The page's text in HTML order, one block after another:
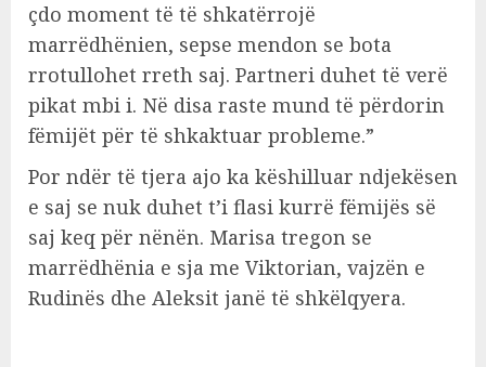
çdo moment të të shkatërrojë
marrëdhënien, sepse mendon se bota
rrotullohet rreth saj. Partneri duhet të verë
pikat mbi i. Në disa raste mund të përdorin
fëmijët për të shkaktuar probleme.”
Por ndër të tjera ajo ka këshilluar ndjekësen
e saj se nuk duhet t’i flasi kurrë fëmijës së
saj keq për nënën. Marisa tregon se
marrëdhënia e sja me Viktorian, vajzën e
Rudinës dhe Aleksit janë të shkëlqyera.